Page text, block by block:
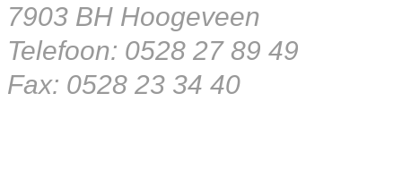
7903 BH Hoogeveen
Telefoon: 0528 27 89 49
Fax: 0528 23 34 40